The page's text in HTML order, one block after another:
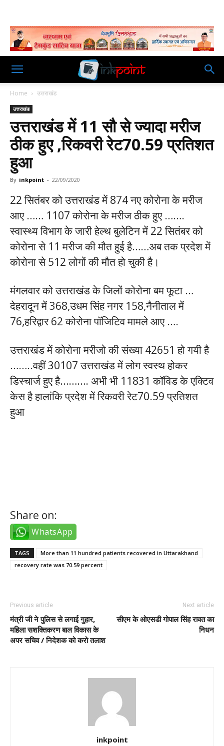
Home उत्तराखंड
उत्तराखंड
उत्तराखंड में 11 सौ से ज्यादा मरीज
ठीक हुए ,रिकवरी रेट70.59 प्रतिशत
हुआ
By inkpoint - 22/09/2020
22 सितंबर को उत्तराखंड में 874 नए कोरोना के मरीज
आए …… 1107 कोरोना के मरीज ठीक हुए …….
स्वास्थ्य विभाग के जारी हेल्थ बुलेटिन में 22 सितंबर को
कोरोना से 11 मरीज की मौत हुई है……अब तक प्रदेश में
कोरोना से 512 लोगों की मौत हो चुकी है।
मंगलवार को उत्तराखंड के जिलों कोरोना बम फूटा …
देहरादून में 368,उधम सिंह नगर 158,नैनीताल में
76,हरिद्वार 62 कोरोना पॉजिटिव मामले आए ….
उत्तराखंड में कोरोना मरीजो की संख्या 42651 हो गयी है
……..वहीं 30107 उत्तराखंड में लोग स्वस्थ होकर
डिस्चार्ज हुए है………. अभी भी 11831 कॉविड के एक्टिव
केस है हालांकि प्रदेश में रिकवरी रेट70.59 प्रतिशत
हुआ
Share on:
WhatsApp
TAGS
More than 11 hundred patients recovered in Uttarakhand
recovery rate was 70.59 percent
Previous article
मंत्री जी ने पुलिस से लगाई गुहार,
महिला सशक्तिकरण बाल विकास के
अपर सचिव / निदेशक को करो तलाश
Next article
सीएम के ओएसडी गोपाल सिंह रावत का
निधन
inkpoint